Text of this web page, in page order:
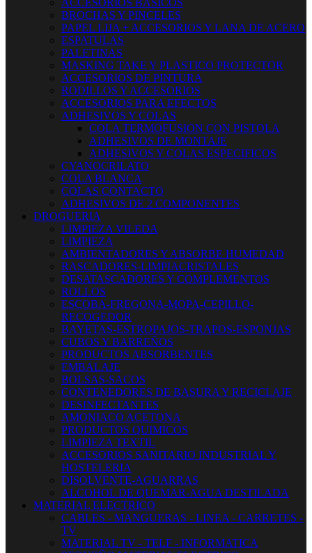
ACCESORIOS BASICOS
BROCHAS Y PINCELES
PAPEL LIJA + ACCESORIOS Y LANA DE ACERO
ESPATULAS
PALETINAS
MASKING TAKE Y PLASTICO PROTECTOR
ACCESORIOS DE PINTURA
RODILLOS Y ACCESORIOS
ACCESORIOS PARA EFECTOS
ADHESIVOS Y COLAS
COLA TERMOFUSION CON PISTOLA
ADHESIVOS DE MONTAJE
ADHESIVOS Y COLAS ESPECIFICOS
CYANOCRILATO
COLA BLANCA
COLAS CONTACTO
ADHESIVOS DE 2 COMPONENTES
DROGUERIA
LIMPIEZA VILEDA
LIMPIEZA
AMBIENTADORES Y ABSORBE HUMEDAD
RASCADORES-LIMPIACRISTALES
DESATASCADORES Y COMPLEMENTOS
ROLLOS
ESCOBA-FREGONA-MOPA-CEPILLO-
RECOGEDOR
BAYETAS-ESTROPAJOS-TRAPOS-ESPONJAS
CUBOS Y BARREÑOS
PRODUCTOS ABSORBENTES
EMBALAJE
BOLSAS-SACOS
CONTENEDORES DE BASURA Y RECICLAJE
DESINFECTANTES
AMONIACO ACETONA
PRODUCTOS QUIMICOS
LIMPIEZA TEXTIL
ACCESORIOS SANITARIO INDUSTRIAL Y
HOSTELERIA
DISOLVENTE-AGUARRAS
ALCOHOL DE QUEMAR-AGUA DESTILADA
MATERIAL ELECTRICO
CABLES - MANGUERAS - LINEA - CARRETES -
TV
MATERIAL TV - TELF - INFORMATICA